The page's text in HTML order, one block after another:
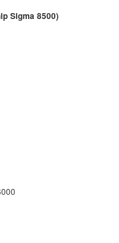
Sigma 8500)